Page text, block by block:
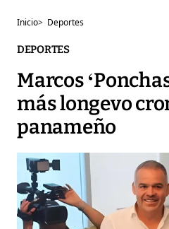
Inicio> Deportes
DEPORTES
Marcos
más longevo
panameño